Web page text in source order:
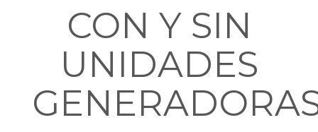
CON Y SIN
UNIDADES